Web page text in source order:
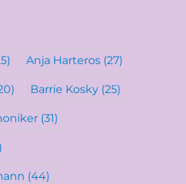
Anja Harteros (27)
Barrie Kosky (25)
(31)
(44)